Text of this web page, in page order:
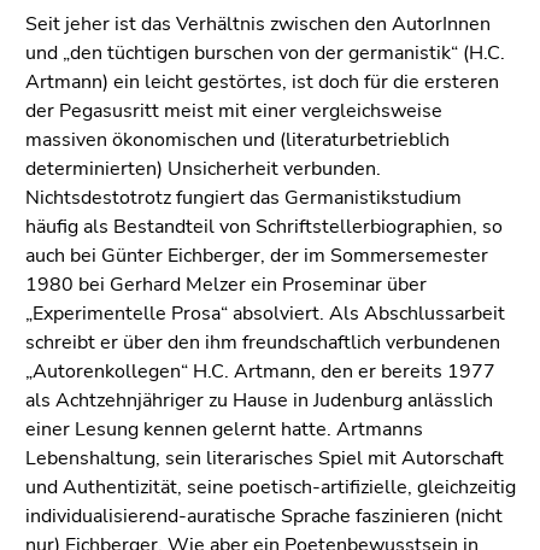
Seit jeher ist das Verhältnis zwischen den AutorInnen
und „den tüchtigen burschen von der germanistik“ (H.C.
Artmann) ein leicht gestörtes, ist doch für die ersteren
der Pegasusritt meist mit einer vergleichsweise
massiven ökonomischen und (literaturbetrieblich
determinierten) Unsicherheit verbunden.
Nichtsdestotrotz fungiert das Germanistikstudium
häufig als Bestandteil von Schriftstellerbiographien, so
auch bei Günter Eichberger, der im Sommersemester
1980 bei Gerhard Melzer ein Proseminar über
„Experimentelle Prosa“ absolviert. Als Abschlussarbeit
schreibt er über den ihm freundschaftlich verbundenen
„Autorenkollegen“ H.C. Artmann, den er bereits 1977
als Achtzehnjähriger zu Hause in Judenburg anlässlich
einer Lesung kennen gelernt hatte. Artmanns
Lebenshaltung, sein literarisches Spiel mit Autorschaft
und Authentizität, seine poetisch-artifizielle, gleichzeitig
individualisierend-auratische Sprache faszinieren (nicht